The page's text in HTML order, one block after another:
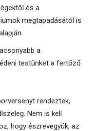
és a
megtapadásától is
a
testünket a fertőző
rendeztek,
Nem is kell
hogy észrevegyük, az